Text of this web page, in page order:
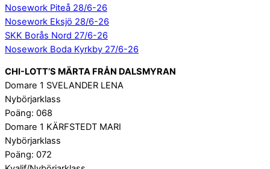
Nosework Piteå 28/6-26
Nosework Eksjö 28/6-26
SKK Borås Nord 27/6-26
Nosework Boda Kyrkby 27/6-26
CHI-LOTT’S MÄRTA FRÅN DALSMYRAN
Domare 1 SVELANDER LENA
Nybörjarklass
Poäng: 068
Domare 1 KÄRFSTEDT MARI
Nybörjarklass
Poäng: 072